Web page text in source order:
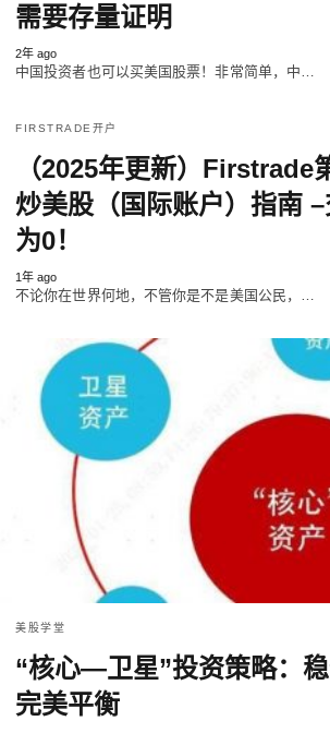
需要存量证明
2年 ago
中国投资者也可以买美国股票！非常简单，中…
FIRSTRADE开户
（2025年更新）Firstrade
炒美股（国际账户）指南
为0！
1年 ago
不论你在世界何地，不管你是不是美国公民，…
美股学堂
“核心—卫星”投资策略：
完美平衡